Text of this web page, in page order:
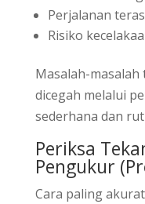
Perjalanan
Risiko
Masalah-
dicegah melalui
sederhana dan
Periksa
Pengukur
Cara paling